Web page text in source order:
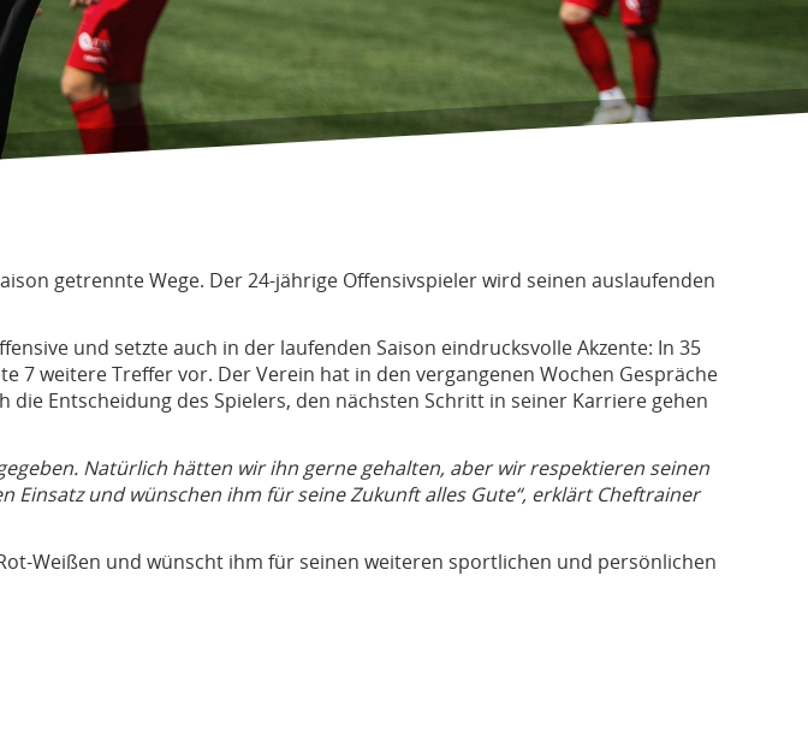
getrennte Wege. Der 24-jährige Offensivspieler wird seinen auslaufenden
und setzte auch in der laufenden Saison eindrucksvolle Akzente: In 35
weitere Treffer vor. Der Verein hat in den vergangenen Wochen Gespräche
Entscheidung des Spielers, den nächsten Schritt in seiner Karriere gehen
Natürlich hätten wir ihn gerne gehalten, aber wir respektieren seinen
und wünschen ihm für seine Zukunft alles Gute“, erklärt Cheftrainer
Weißen und wünscht ihm für seinen weiteren sportlichen und persönlichen